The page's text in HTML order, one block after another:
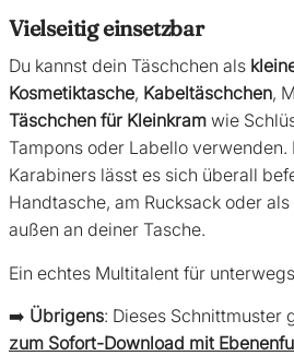
Vielseitig einsetzbar
Du kannst dein Täschchen als
Kosmetiktasche, Kabeltäschchen,
Täschchen für Kleinkram wie
Tampons oder Labello verwenden.
Karabiners lässt es sich überall
Handtasche, am Rucksack oder
außen an deiner Tasche.
Ein echtes Multitalent für
➡️ Übrigens: Dieses Schnittmuster
zum Sofort-Download mit